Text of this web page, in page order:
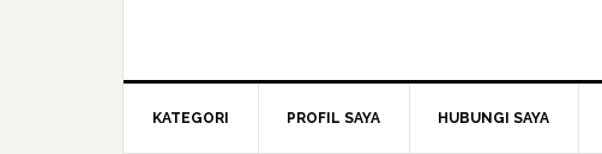
KATEGORI PROFIL SAYA HUBUNGI SAYA